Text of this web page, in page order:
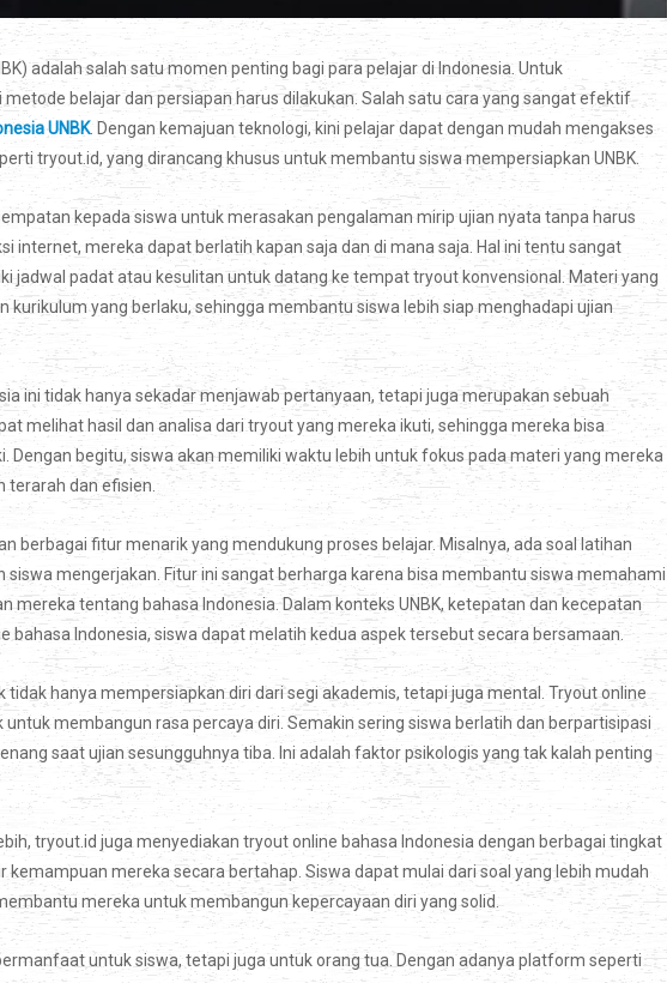
adalah salah satu momen penting bagi para pelajar di Indonesia. Untuk
belajar dan persiapan harus dilakukan. Salah satu cara yang sangat efektif
UNBK. Dengan kemajuan teknologi, kini pelajar dapat dengan mudah mengakses
tryout.id, yang dirancang khusus untuk membantu siswa mempersiapkan UNBK.
kepada siswa untuk merasakan pengalaman mirip ujian nyata tanpa harus
internet, mereka dapat berlatih kapan saja dan di mana saja. Hal ini tentu sangat
jadwal padat atau kesulitan untuk datang ke tempat tryout konvensional. Materi yang
kurikulum yang berlaku, sehingga membantu siswa lebih siap menghadapi ujian
ini tidak hanya sekadar menjawab pertanyaan, tetapi juga merupakan sebuah
melihat hasil dan analisa dari tryout yang mereka ikuti, sehingga mereka bisa
Dengan begitu, siswa akan memiliki waktu lebih untuk fokus pada materi yang mereka
terarah dan efisien.
berbagai fitur menarik yang mendukung proses belajar. Misalnya, ada soal latihan
siswa mengerjakan. Fitur ini sangat berharga karena bisa membantu siswa memahami
mereka tentang bahasa Indonesia. Dalam konteks UNBK, ketepatan dan kecepatan
Indonesia, siswa dapat melatih kedua aspek tersebut secara bersamaan.
tidak hanya mempersiapkan diri dari segi akademis, tetapi juga mental. Tryout online
untuk membangun rasa percaya diri. Semakin sering siswa berlatih dan berpartisipasi
saat ujian sesungguhnya tiba. Ini adalah faktor psikologis yang tak kalah penting
tryout.id juga menyediakan tryout online bahasa Indonesia dengan berbagai tingkat
mereka secara bertahap. Siswa dapat mulai dari soal yang lebih mudah
mereka untuk membangun kepercayaan diri yang solid.
untuk siswa, tetapi juga untuk orang tua. Dengan adanya platform seperti